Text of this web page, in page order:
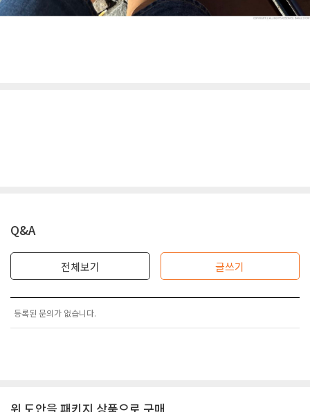
Q&A
전체보기 글쓰기
등록된 문의가 없습니다.
위 도안을 패키지 상품으로 구매